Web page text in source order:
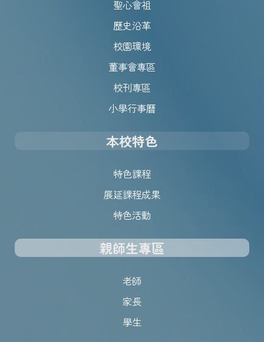
聖心會祖
歷史沿革
校園環境
董事會專區
校刊專區
小學行事曆
本校特色
特色課程
展延課程成果
特色活動
親師生專區
老師
家長
學生